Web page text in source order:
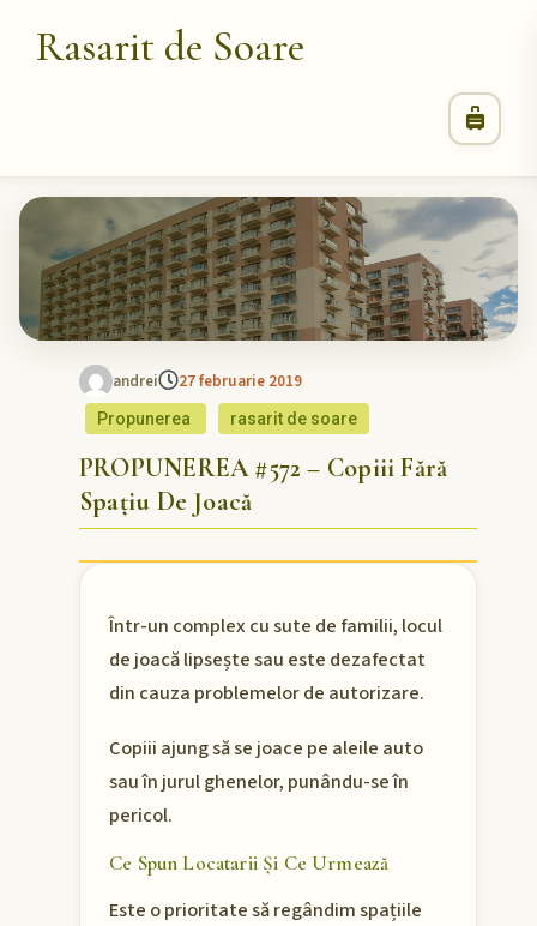
Rasarit de Soare
andrei 27 februarie 2019
Propunerea rasarit de soare
PROPUNEREA #572 – Copiii Fără
Spațiu De Joacă
Într-un complex cu sute de familii, locul
de joacă lipsește sau este dezafectat
din cauza problemelor de autorizare.
Copiii ajung să se joace pe aleile auto
sau în jurul ghenelor, punându-se în
pericol.
Ce Spun Locatarii Și Ce Urmează
Este o prioritate să regândim spațiile